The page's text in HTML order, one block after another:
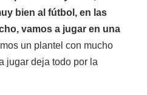
bien al fútbol, en las
vamos a jugar en una
un plantel con mucho
jugar deja todo por la